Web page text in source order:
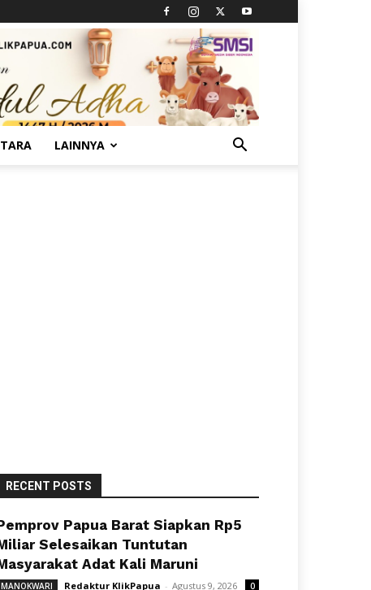
LAINNYA
RECENT POSTS
Papua Barat Siapkan Rp5
Selesaikan Tuntutan
Adat Kali Maruni
MANOKWARI Redaktur KlikPapua - Agustus 9, 2026 0